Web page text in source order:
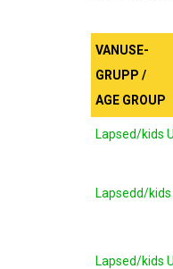
VANUSE-
GRUPP /
AGE GROUP
Lapsed/kids
Lapsedd/kids
Lapsed/kids